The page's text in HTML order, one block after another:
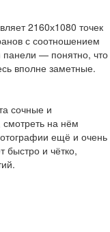
2160х1080 точек
с соотношением
— понятно, что
вполне заметные.
сочные и
на нём
ещё и очень
быстро и чётко,